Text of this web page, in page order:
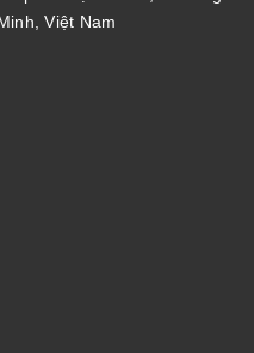
Việt Nam